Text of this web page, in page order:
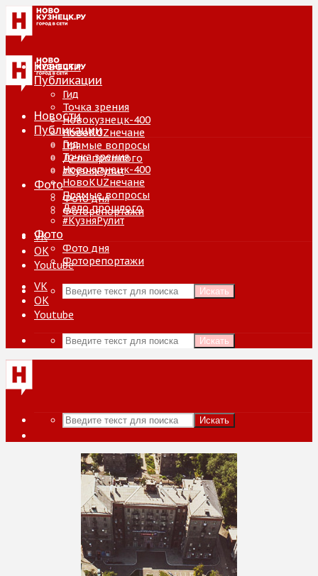
Новости
Публикации
Гид
Точка зрения
Новокузнецк-400
НовоKUZнечане
Прямые вопросы
Дело прошлого
#КузняРулит
Фото
Фото дня
Фоторепортажи
VK
ОК
Youtube
Искать
Новости
Публикации
Гид
Точка зрения
Новокузнецк-400
НовоKUZнечане
Прямые вопросы
Дело прошлого
#КузняРулит
Фото
Фото дня
Фоторепортажи
VK
ОК
Youtube
Искать
Искать